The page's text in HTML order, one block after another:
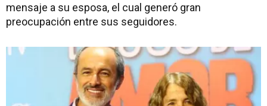
mensaje a su esposa, el cual generó gran
preocupación entre sus seguidores.